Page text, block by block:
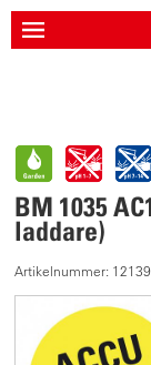
BM 1035
laddare)
Artikelnummer: